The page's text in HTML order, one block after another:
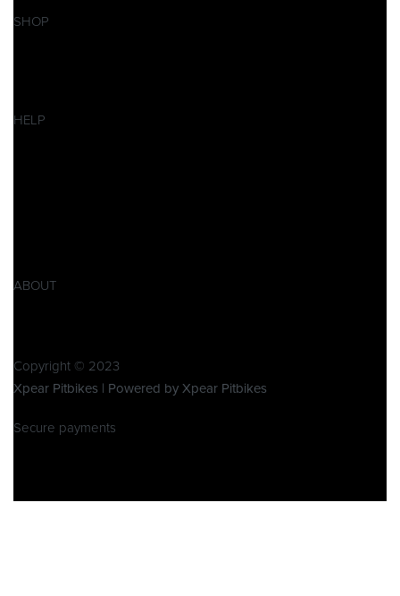
SHOP
HELP
ABOUT
Copyright © 2023
Xpear Pitbikes | Powered by Xpear Pitbikes
Secure payments